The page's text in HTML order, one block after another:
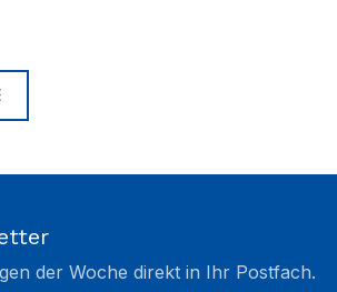
der Woche direkt in Ihr Postfach.